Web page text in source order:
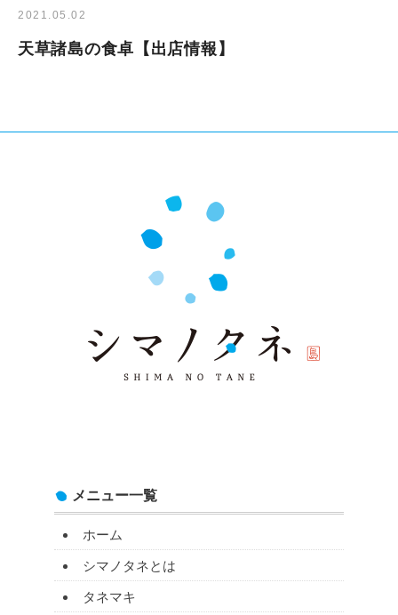
2021.05.02
天草諸島の食卓【出店情報】
メニュー一覧
ホーム
シマノタネとは
タネマキ